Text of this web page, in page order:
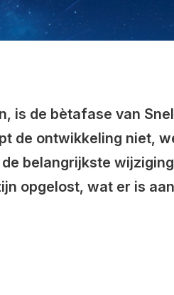
is de bètafase van
de ontwikkeling niet,
belangrijkste
opgelost, wat er is